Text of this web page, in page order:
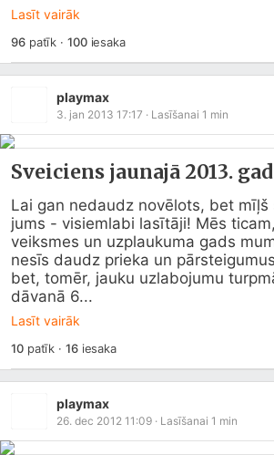
Lasīt vairāk
96patīk · 100iesaka
playmax
3. jan 2013 17:17 · Lasīšanai 1 min
Sveiciens jaunajā 2013.
Lai gan nedaudz novēlots, bet mīļš
jums - visiemlabi lasītāji! Mēs
veiksmes un uzplaukuma gads
nesīs daudz prieka un
bet, tomēr, jauku uzlabojumu
dāvanā 6...
Lasīt vairāk
10patīk · 16iesaka
playmax
26. dec 2012 11:09 · Lasīšanai 1 min